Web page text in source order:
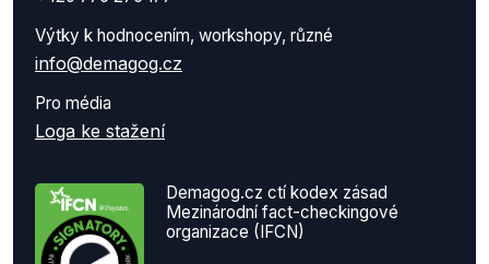
Výtky k hodnocením, workshopy, různé
info@demagog.cz
Pro média
Loga ke stažení
Demagog.cz ctí kodex zásad
Mezinárodní fact-checkingové
organizace (IFCN)